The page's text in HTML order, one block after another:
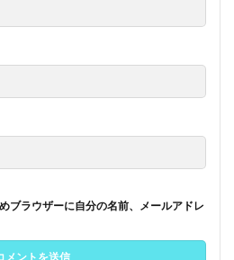
ブラウザーに自分の名前、メールアドレ